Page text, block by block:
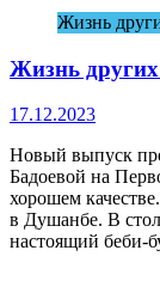
Жизнь
Жизнь
17.12.2023
Новый выпуск
Бадоевой на
хорошем
в Душанбе. В
настоящий беби-